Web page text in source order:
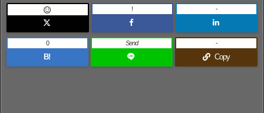
 ! -
B!
0 Send
Copy
-